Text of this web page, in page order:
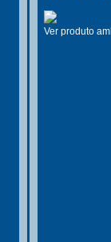
Ver produto